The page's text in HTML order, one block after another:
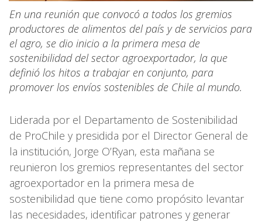
En una reunión que convocó a todos los gremios
productores de alimentos del país y de servicios para
el agro, se dio inicio a la primera mesa de
sostenibilidad del sector agroexportador, la que
definió los hitos a trabajar en conjunto, para
promover los envíos sostenibles de Chile al mundo.
Liderada por el Departamento de Sostenibilidad
de ProChile y presidida por el Director General de
la institución, Jorge O’Ryan, esta mañana se
reunieron los gremios representantes del sector
agroexportador en la primera mesa de
sostenibilidad que tiene como propósito levantar
las necesidades, identificar patrones y generar